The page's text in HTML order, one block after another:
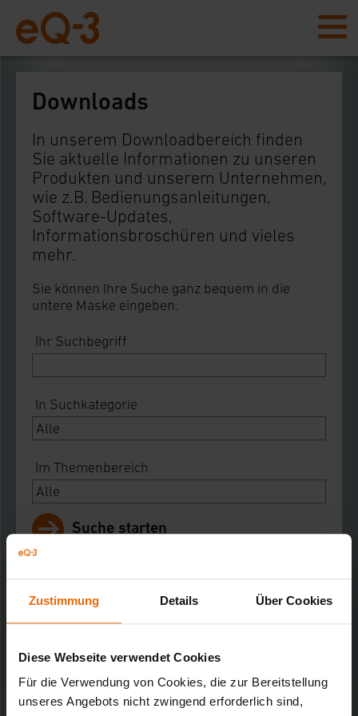
Zustimmung Details Über Cookies
Diese Webseite verwendet Cookies
Für die Verwendung von Cookies, die zur Bereitstellung
unseres Angebots nicht zwingend erforderlich sind,
Downloads
In unserem Downloadbereich finden
Sie aktuelle Informationen zu unseren
Produkten und unserem Unternehmen,
wie z.B. Bedienungsanleitungen,
Software-Updates,
Informationsbroschüren und vieles
mehr.
Sie können Ihre Suche ganz bequem in die
untere Maske eingeben.
Ihr Suchbegriff
In Suchkategorie
Im Themenbereich
Suche starten
Download